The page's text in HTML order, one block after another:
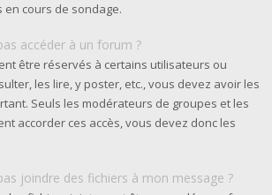
cours de sondage.
accéder à un forum ?
être réservés à certains utilisateurs ou
les lire, y poster, etc., vous devez avoir les
Seuls les modérateurs de groupes et les
accorder ces accès, vous devez donc les
joindre des fichiers à mon message ?